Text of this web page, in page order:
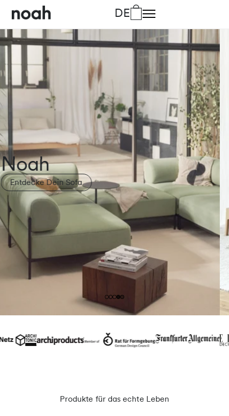
DE
DA
Dänisch
DE
Deutsch
EN
Englisch
Französisch
IT
Italienisch
Lino
Entdecke Dein Bett
Produkte für das echte Leben